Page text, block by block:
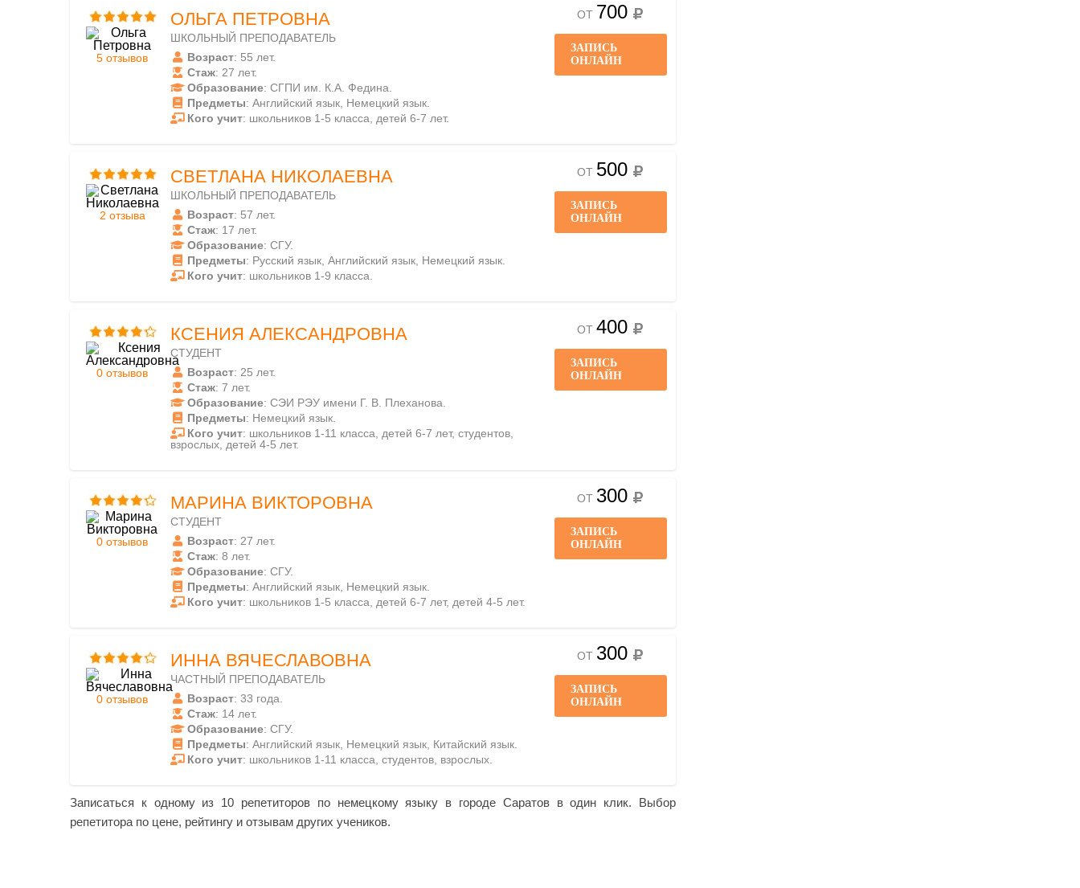
5 отзывов
ОЛЬГА ПЕТРОВНА
ШКОЛЬНЫЙ ПРЕПОДАВАТЕЛЬ
Возраст: 55 лет.
Стаж: 27 лет.
Образование: СГПИ им. К.А. Федина.
Предметы: Английский язык, Немецкий язык.
Кого учит: школьников 1-5 класса, детей 6-7 лет.
ОТ 700
ЗАПИСЬ
ОНЛАЙН
2 отзыва
СВЕТЛАНА НИКОЛАЕВНА
ШКОЛЬНЫЙ ПРЕПОДАВАТЕЛЬ
Возраст: 57 лет.
Стаж: 17 лет.
Образование: СГУ.
Предметы: Русский язык, Английский язык, Немецкий язык.
Кого учит: школьников 1-9 класса.
ОТ 500
ЗАПИСЬ
ОНЛАЙН
0 отзывов
КСЕНИЯ АЛЕКСАНДРОВНА
СТУДЕНТ
Возраст: 25 лет.
Стаж: 7 лет.
Образование: СЭИ РЭУ имени Г. В. Плеханова.
Предметы: Немецкий язык.
Кого учит: школьников 1-11 класса, детей 6-7 лет, студентов,
взрослых, детей 4-5 лет.
ОТ 400
ЗАПИСЬ
ОНЛАЙН
0 отзывов
МАРИНА ВИКТОРОВНА
СТУДЕНТ
Возраст: 27 лет.
Стаж: 8 лет.
Образование: СГУ.
Предметы: Английский язык, Немецкий язык.
Кого учит: школьников 1-5 класса, детей 6-7 лет, детей 4-5 лет.
ОТ 300
ЗАПИСЬ
ОНЛАЙН
0 отзывов
ИННА ВЯЧЕСЛАВОВНА
ЧАСТНЫЙ ПРЕПОДАВАТЕЛЬ
Возраст: 33 года.
Стаж: 14 лет.
Образование: СГУ.
Предметы: Английский язык, Немецкий язык, Китайский язык.
Кого учит: школьников 1-11 класса, студентов, взрослых.
ОТ 300
ЗАПИСЬ
ОНЛАЙН
Записаться к одному из 10 репетиторов по немецкому языку в городе Саратов в один клик. Выбор
репетитора по цене, рейтингу и отзывам других учеников.